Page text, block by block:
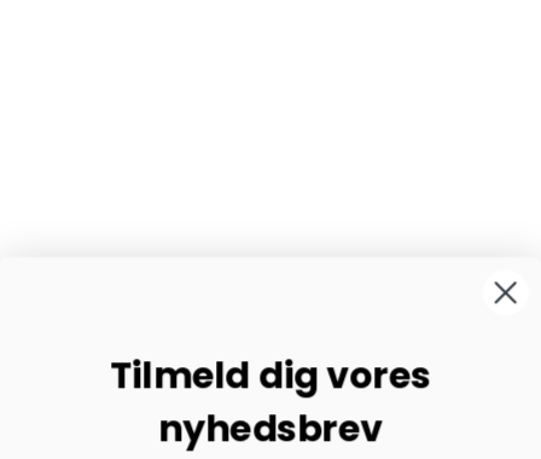
Tilmeld dig vores
nyhedsbrev